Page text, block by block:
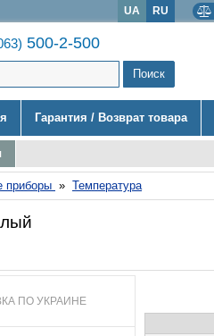
UA RU
500-2-500
Гарантия / Возврат товара
приборы » Температура
ПО УКРАИНЕ